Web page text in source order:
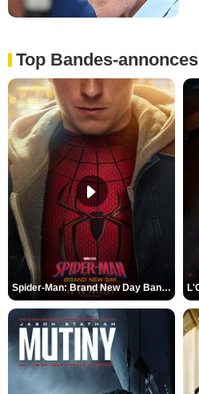
Top Bandes-annonces
Spider-Man: Brand New Day Bande-annonce VO STFR